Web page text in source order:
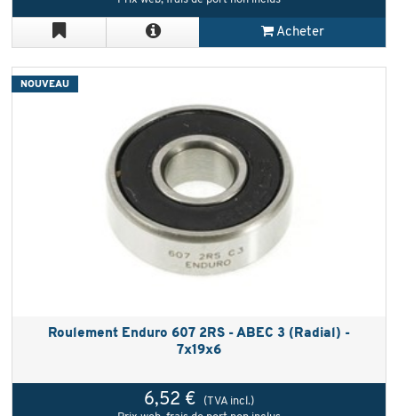
Acheter
Roulement Enduro 607 2RS - ABEC 3 (Radial) -
7x19x6
6,52 €
(TVA incl.)
NOUVEAU